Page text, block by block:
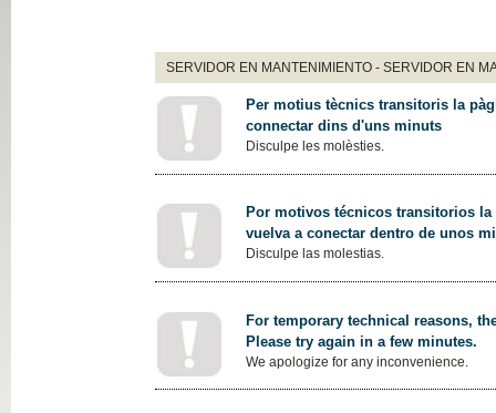
SERVIDOR EN MANTENIMIENTO - SERVIDOR EN
Per motius tècnics transitoris la
connectar dins d'uns minuts
Disculpe les molèsties.
Por motivos técnicos transitorios
vuelva a conectar dentro de unos
Disculpe las molestias.
For temporary technical reasons,
Please try again in a few minutes.
We apologize for any inconvenience.